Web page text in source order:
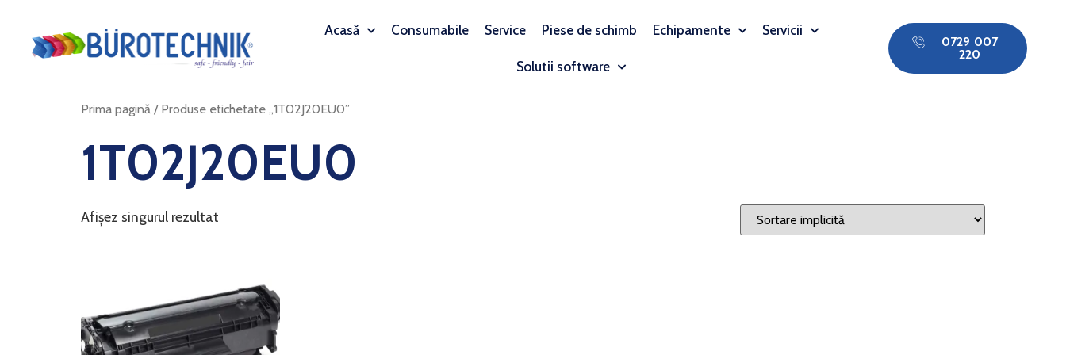
Acasă Consumabile Service Piese de schimb Echipamente Servicii
Solutii software
0729 007
220
Prima pagină / Produse etichetate „1T02J20EU0”
1T02J20EU0
Afișez singurul rezultat